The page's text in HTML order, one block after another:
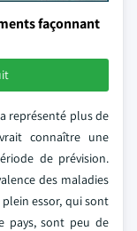
façonnant
représenté plus de
connaître une
de prévision.
des maladies
essor, qui sont
pays, sont peu de